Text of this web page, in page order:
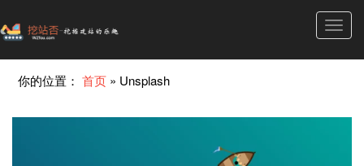
你的位置：首页 » Unsplash